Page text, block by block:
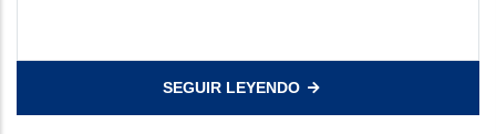
SEGUIR LEYENDO